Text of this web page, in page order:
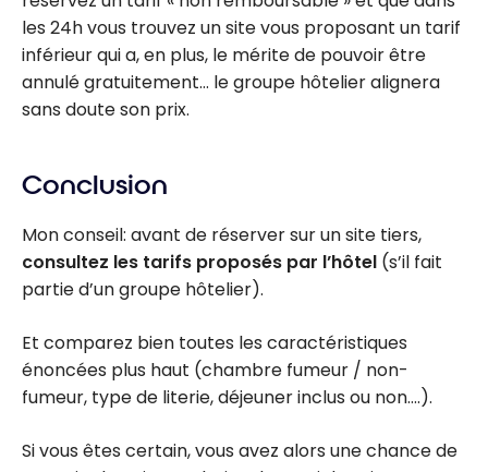
les 24h vous trouvez un site vous proposant un tarif
inférieur qui a, en plus, le mérite de pouvoir être
annulé gratuitement… le groupe hôtelier alignera
sans doute son prix.
Conclusion
Mon conseil: avant de réserver sur un site tiers,
consultez les tarifs proposés par l’hôtel (s’il fait
partie d’un groupe hôtelier).
Et comparez bien toutes les caractéristiques
énoncées plus haut (chambre fumeur / non-
fumeur, type de literie, déjeuner inclus ou non….).
Si vous êtes certain, vous avez alors une chance de